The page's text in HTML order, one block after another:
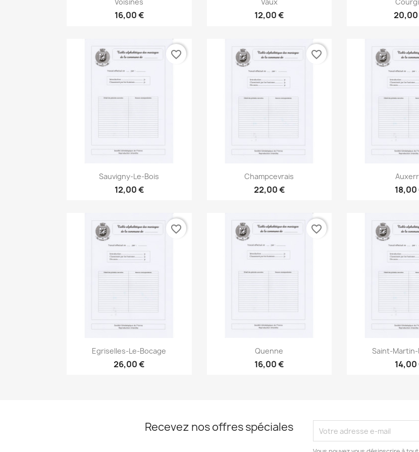
Voisines
16,00 €
Vaux
12,00 €
Aperçu rapide
Sauvigny-Le-Bois
12,00 €
favorite_border
Aperçu rapide
Champcevrais
22,00 €
favorite_border
Aperçu
18,00
Aperçu rapide
Egriselles-Le-Bocage
26,00 €
favorite_border
Aperçu rapide
Quenne
16,00 €
favorite_border
Aperçu
Saint-
14,00
Recevez nos offres spéciales